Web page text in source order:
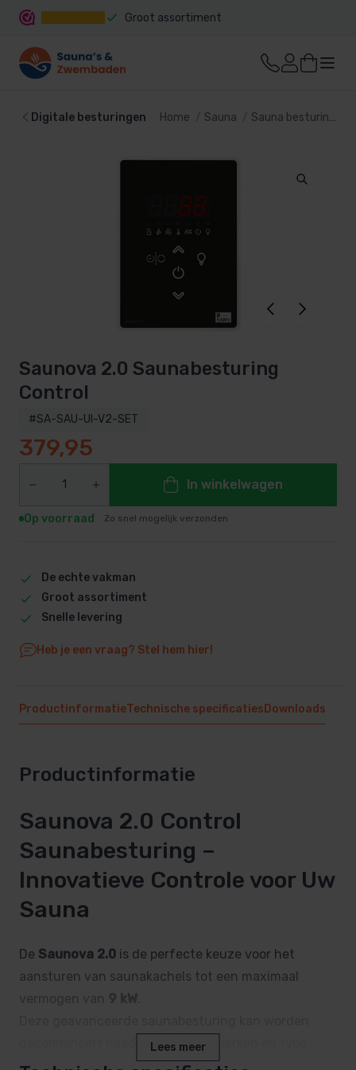
Groot assortiment
Digitale besturingen Home Sauna Sauna besturing
Saunova 2.0 Saunabesturing
Control
#SA-SAU-UI-V2-SET
379,95
In winkelwagen
Op voorraad Zo snel mogelijk verzonden
De echte vakman
Groot assortiment
Snelle levering
Heb je een vraag? Stel hem hier!
ProductinformatieTechnische specificaties Downloads
Productinformatie
Saunova 2.0 Control
Saunabesturing –
Innovatieve Controle voor Uw
Sauna
De Saunova 2.0 is de perfecte keuze voor het
aansturen van saunakachels tot een maximaal
vermogen van 9 kW
gecombineert naadloos met alle merken en type
sauna’s tot een vermogen van 9kW
Lees meer